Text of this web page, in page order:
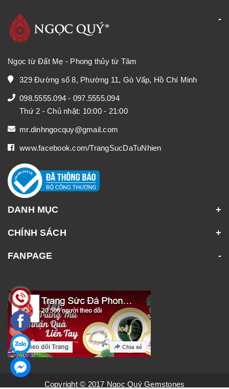
Ngọc từ Đất Mẹ - Phong thủy từ Tâm
329 Đường số 8, Phường 11, Gò Vấp, Hồ Chí Minh
098.5555.094 - 097.5555.094
Thứ 2 - Chủ nhật: 10:00 - 21:00
mr.dinhngocquy@gmail.com
www.facebook.com/TrangSucDaTuNhien
DANH MỤC
CHÍNH SÁCH
FANPAGE
Copyright © 2017 Ngọc Quý Gemstones